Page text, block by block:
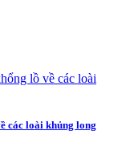
các loài khủng long